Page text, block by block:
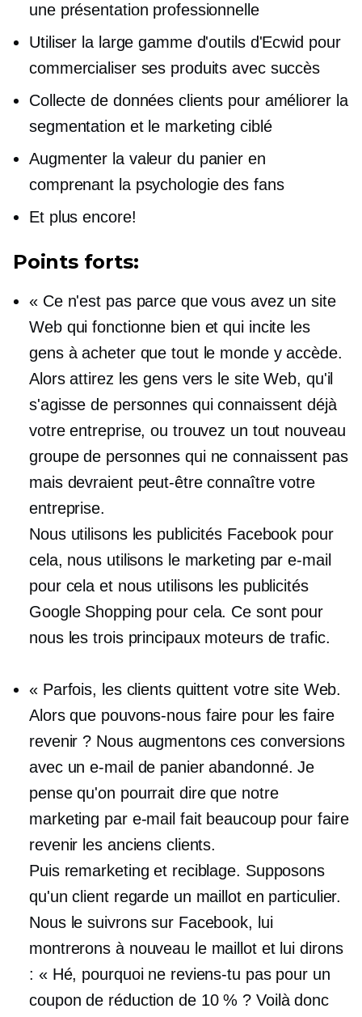
une présentation professionnelle
Utiliser la large gamme d'outils d'Ecwid pour
commercialiser ses produits avec succès
Collecte de données clients pour améliorer la
segmentation et le marketing ciblé
Augmenter la valeur du panier en
comprenant la psychologie des fans
Et plus encore!
Points forts:
« Ce n'est pas parce que vous avez un site
Web qui fonctionne bien et qui incite les
gens à acheter que tout le monde y accède.
Alors attirez les gens vers le site Web, qu'il
s'agisse de personnes qui connaissent déjà
votre entreprise, ou trouvez un tout nouveau
groupe de personnes qui ne connaissent pas
mais devraient peut-être connaître votre
entreprise.
Nous utilisons les publicités Facebook pour
cela, nous utilisons le marketing par e-mail
pour cela et nous utilisons les publicités
Google Shopping pour cela. Ce sont pour
nous les trois principaux moteurs de trafic.
« Parfois, les clients quittent votre site Web.
Alors que pouvons-nous faire pour les faire
revenir ? Nous augmentons ces conversions
avec un e-mail de panier abandonné. Je
pense qu'on pourrait dire que notre
marketing par e-mail fait beaucoup pour faire
revenir les anciens clients.
Puis remarketing et reciblage. Supposons
qu'un client regarde un maillot en particulier.
Nous le suivrons sur Facebook, lui
montrerons à nouveau le maillot et lui dirons
: « Hé, pourquoi ne reviens-tu pas pour un
coupon de réduction de 10 % ? Voilà donc